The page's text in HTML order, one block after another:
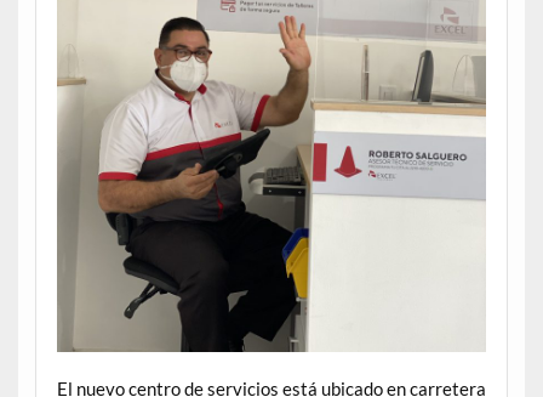
El nuevo centro de servicios está ubicado en carretera